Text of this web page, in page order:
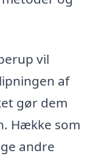
vil
af
gør dem
Hække som
andre